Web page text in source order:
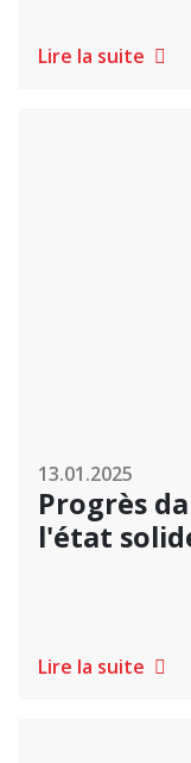
Lire la suite
13.01.2025
Progrès
l'état
Lire la suite